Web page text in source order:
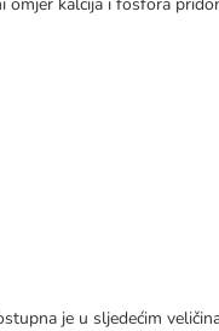
je u sljedećim